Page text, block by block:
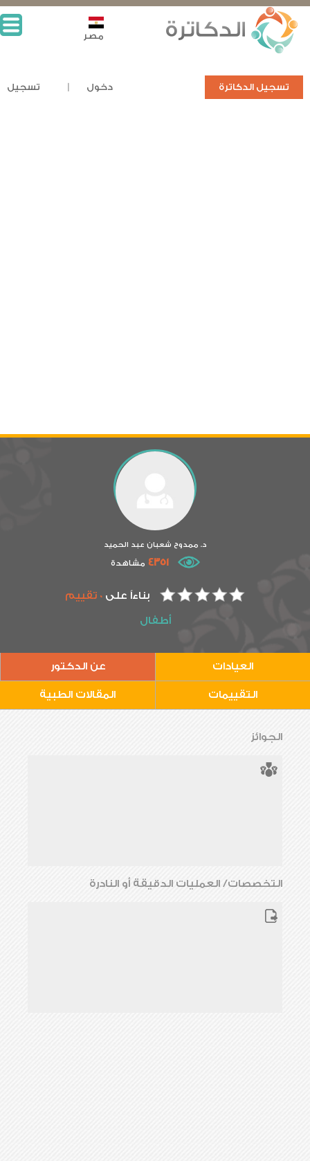
تسجيل الدكاترة دخول تسجيل
مصر
د. ممدوح شعبان عبد الحميد
4351 مشاهدة
بناءاً على0 تقييم
أطفال
العيادات عن الدكتور
التقييمات المقالات الطبية
الجوائز
التخصصات/ العمليات الدقيقة أو النادرة